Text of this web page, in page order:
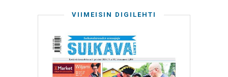
VIIMEISIN DIGILEHTI